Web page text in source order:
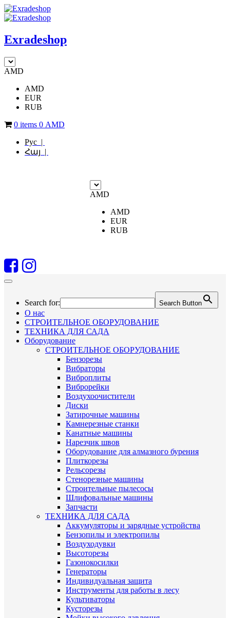
Exradeshop
AMD
AMD
EUR
RUB
0 items 0 AMD
Рус |
Հայ |
AMD
AMD
EUR
RUB
Search for: Search Button
О нас
СТРОИТЕЛЬНОЕ ОБОРУДОВАНИЕ
ТЕХНИКА ДЛЯ САДА
Оборудование
СТРОИТЕЛЬНОЕ ОБОРУДОВАНИЕ
Бензорезы
Вибраторы
Виброплиты
Виброрейки
Воздухоочистители
Диски
Затирочные машины
Камнерезные станки
Канатные машины
Нарезчик швов
Оборудование для алмазного бурения
Плиткорезы
Рельсорезы
Стенорезные машины
Строительные пылесосы
Шлифовальные машины
Запчасти
ТЕХНИКА ДЛЯ САДА
Аккумуляторы и зарядные устройства
Бензопилы и электропилы
Воздуходувки
Высоторезы
Газонокосилки
Генераторы
Индивидуальная защита
Инструменты для работы в лесу
Культиваторы
Кусторезы